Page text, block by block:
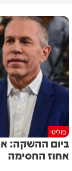
הבוקר בשכונת
פוליטי
ביום ההשקה:
אחוז החסימה